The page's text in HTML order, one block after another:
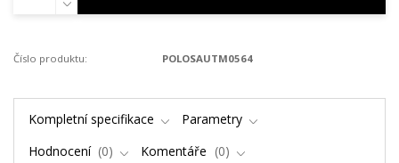
Číslo produktu: POLOSAUTM0564
Kompletní specifikace
Parametry
Hodnocení
0 Komentáře 0